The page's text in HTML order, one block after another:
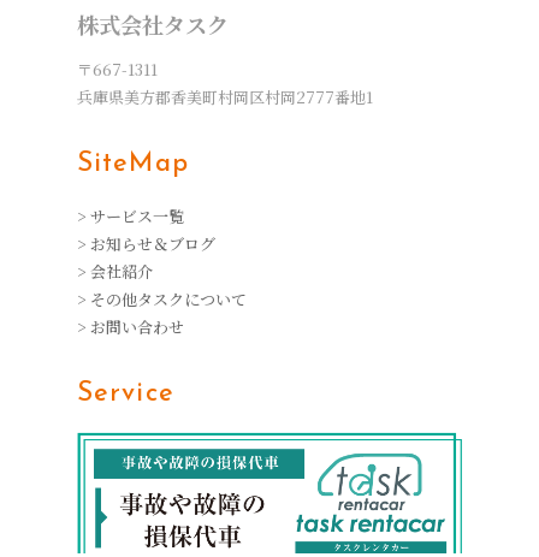
株式会社タスク
〒667-1311
兵庫県美方郡香美町村岡区村岡2777番地1
SiteMap
> サービス一覧
> お知らせ＆ブログ
> 会社紹介
> その他タスクについて
> お問い合わせ
Service